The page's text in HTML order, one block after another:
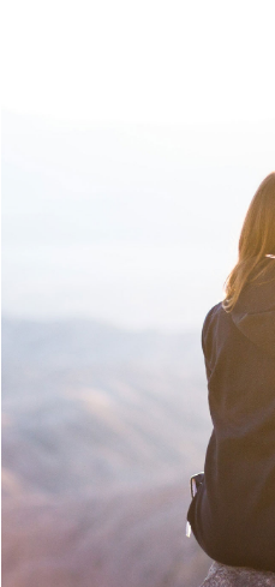
při návštěvě našich
personalizovaného